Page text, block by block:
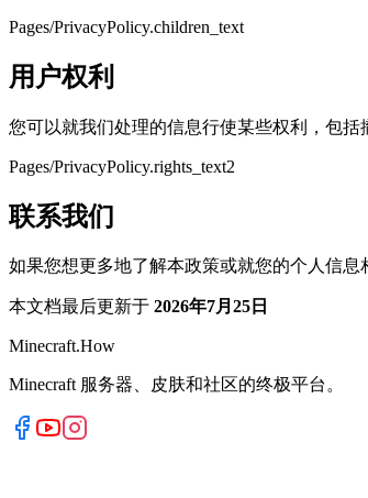
Pages/PrivacyPolicy.children_text
用户权利
您可以就我们处理的信息行使某些权利，包
Pages/PrivacyPolicy.rights_text2
联系我们
如果您想更多地了解本政策或就您的个人信
本文档最后更新于 2026年7月25日
Minecraft.How
Minecraft 服务器、皮肤和社区的终极平台。